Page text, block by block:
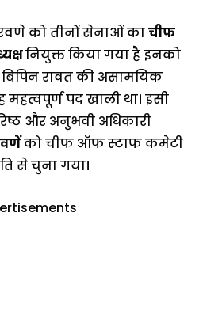
को तीनों सेनाओं काचीफ
नियुक्त किया गया है इनको
रावत की असामयिक
पद खाली था। इसी
और अनुभवी अधिकारी
को चीफ ऑफ स्टाफ कमेटी
से चुना गया।